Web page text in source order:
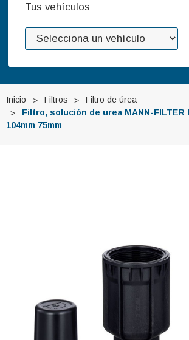
Tus vehículos
Inicio Filtros
Filtro de úrea
Filtro, solución de urea MANN-FILTER
104mm 75mm